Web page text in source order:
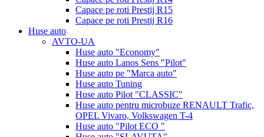
Capace pe roti Prestij R15
Capace pe roti Prestij R16
Huse auto
AVTO-UA
Huse auto "Economy"
Huse auto Lanos Sens "Pilot"
Huse auto pe "Marca auto"
Huse auto Tuning
Huse auto Pilot "CLASSIC"
Huse auto pentru microbuze RENAULT Trafic,
OPEL Vivaro, Volkswagen T-4
Huse auto "Pilot ECO "